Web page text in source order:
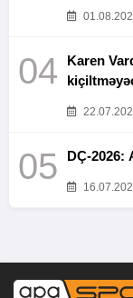
04
Karen
05 DÇ-2026: